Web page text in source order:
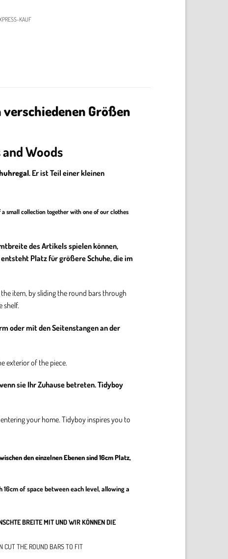
KAUF
verschiedenen Größen
and Woods
. Er ist Teil einer kleinen
small collection together with one of our clothes
des Artikels spielen können,
Platz für größere Schuhe, die im
item, by sliding the round bars through
shelf.
oder mit den Seitenstangen an der
exterior of the piece.
sie Ihr Zuhause betreten. Tidyboy
your home. Tidyboy inspires you to
den einzelnen Ebenen sind 16cm Platz,
of space between each level, allowing a
BREITE MIT UND WIR KÖNNEN DIE
CUT THE ROUND BARS TO FIT